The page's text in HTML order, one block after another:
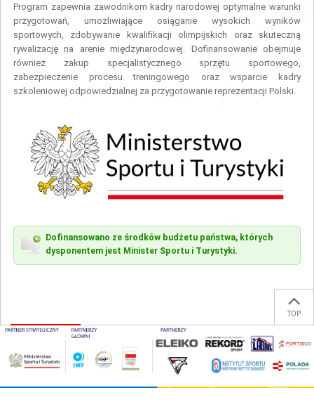
Program zapewnia zawodnikom kadry narodowej optymalne warunki
przygotowań, umożliwiające osiąganie wysokich wyników
sportowych, zdobywanie kwalifikacji olimpijskich oraz skuteczną
rywalizację na arenie międzynarodowej. Dofinansowanie obejmuje
również zakup specjalistycznego sprzętu sportowego,
zabezpieczenie procesu treningowego oraz wsparcie kadry
szkoleniowej odpowiedzialnej za przygotowanie reprezentacji Polski.
Dofinansowano ze środków budżetu państwa, których
dysponentem jest Minister Sportu i Turystyki.
TOP